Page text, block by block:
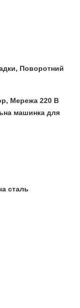
Поворотний
Мережа 220 В
машинка для
сталь